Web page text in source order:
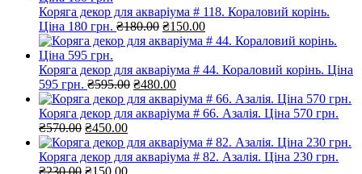
Коряга декор для акваріума # 118. Кораловий корінь.
Ціна 180 грн. ₴180.00 Оригінальна
ціна:
₴150.00Поточна
ціна:
Коряга декор для акваріума # 44. Кораловий корінь. Ціна
595 грн. ₴595.00 Оригінальна
ціна:
₴595.00.
₴480.00Поточна
ціна:
₴480.00.
Коряга декор для акваріума # 66. Азалія. Ціна 570 грн.
₴570.00 Оригінальна
ціна:
₴570.00.
₴450.00Поточна
ціна:
₴450.00.
Коряга декор для акваріума # 82. Азалія. Ціна 230 грн.
₴230.00 Оригінальна
₴150.00Поточна